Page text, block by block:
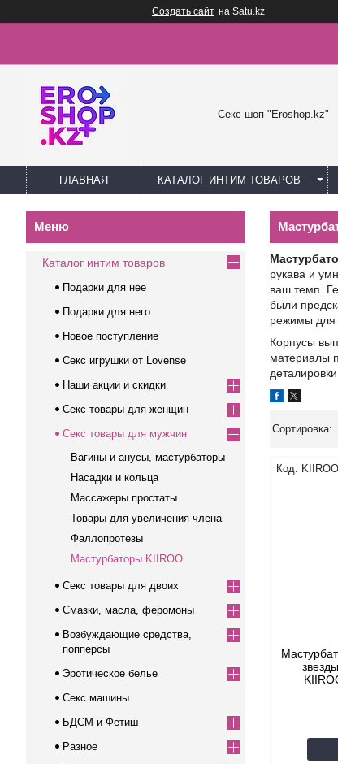
Создать сайт на Satu.kz
Секс шоп "Eroshop.kz"
ГЛАВНАЯ КАТАЛОГ ИНТИМ ТОВАРОВ
рукава и
ваш темп.
были
режимы для
Корпусы
материалы
Каталог интим товаров
Подарки для нее
Подарки для него
Новое поступление
Секс игрушки от Lovense
Наши акции и скидки
Секс товары для женщин
Секс товары для мужчин
Вагины и анусы, мастурбаторы
Насадки и кольца
Массажеры простаты
Товары для увеличения члена
Фаллопротезы
Мастурбаторы KIIROO
Секс товары для двоих
Смазки, масла, феромоны
Возбуждающие средства,
попперсы
Эротическое белье
Секс машины
БДСМ и Фетиш
Разное